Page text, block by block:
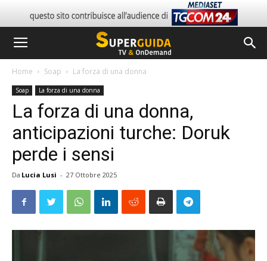
Home Soap La forza di una donna
Soap La forza di una donna
La forza di una donna,
anticipazioni turche: Doruk
perde i sensi
Da Lucia Lusi - 27 Ottobre 2025